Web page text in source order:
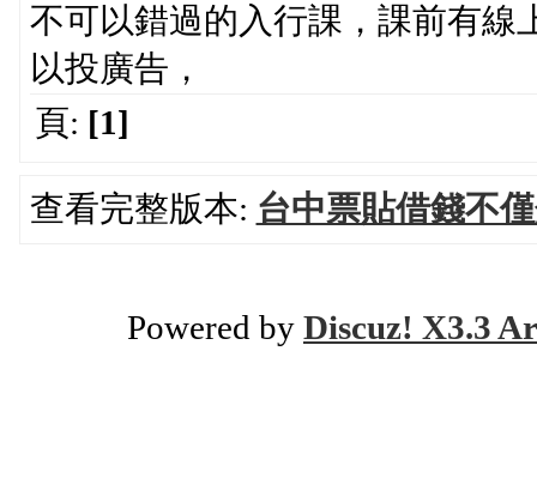
不可以錯過的入行課，課前有線
以投廣告，
頁: [1]
查看完整版本: 台中票貼借錢不
Powered by Discuz! X3.3